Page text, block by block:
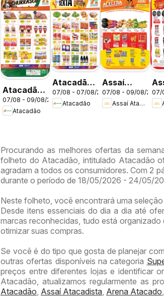
Atacadão
ofertas -
DF
07/08 - 09/08/2026
Atacadão
Atacadão
ofertas -
DF
07/08 - 07/08/2026
Atacadão
Assaí
Atacadista
ofertas -
07/08 - 09/08/2026
Assaí Atacadista
07/
Procurando as melhores ofertas da
folheto do Atacadão, intitulado Atacadão
agradam a todos os consumidores. Com 2
durante o período de 18/05/2026 - 24/05/
Neste folheto, você encontrará uma
Desde itens essenciais do dia a dia até
marcas reconhecidas, tudo está
otimizar suas compras.
Se você é do tipo que gosta de planejar
outras ofertas disponíveis na categoria
preços entre diferentes lojas e identificar
Atacadão, atualizamos regularmente as
Atacadão, Assaí Atacadista, Arena Atacado,